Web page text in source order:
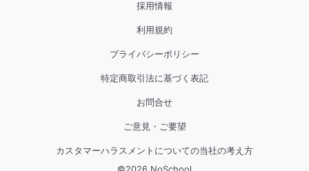
採用情報
利用規約
プライバシーポリシー
特定商取引法に基づく表記
お問合せ
ご意見・ご要望
カスタマーハラスメントについての当社の考え方